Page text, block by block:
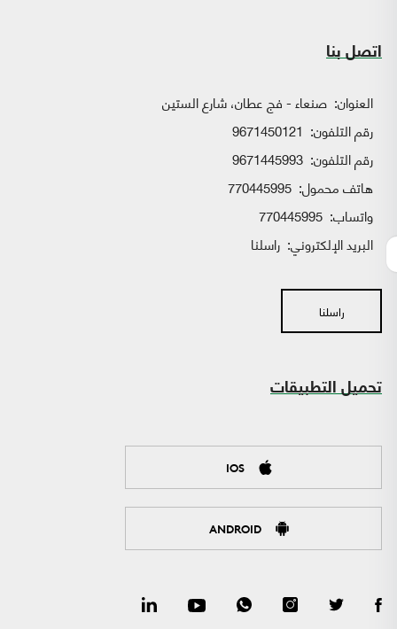
اتصل بنا
العنوان: صنعاء - فج عطان، شارع الستين
رقم التلفون: 9671450121
رقم التلفون: 9671445993
هاتف محمول: 770445995
واتساب:
البريد الإلكتروني: راسلنا
راسلنا
تحميل التطبيقات
IOS
ANDROID